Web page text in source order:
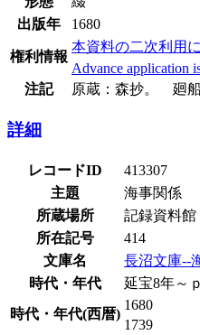
出版年
1680
権利情報
本資料の二次利用
Advance application
注記
原蔵：森抄。 廻船
詳細
レコードID
413307
主題
海事関係
所蔵場所
記録資料館
所在記号
414
文庫名
長沼文庫--
時代・年代
延宝8年～
時代・年代(西暦)
1680
1739